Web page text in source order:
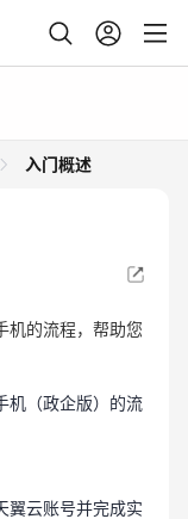
入门概述
机的流程，帮助您
机（政企版）的流
翼云账号并完成实